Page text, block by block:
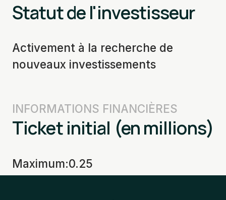
Statut de l'investisseur
Activement à la recherche de
nouveaux investissements
INFORMATIONS FINANCIÈRES
Ticket initial (en millions)
Maximum:0.25